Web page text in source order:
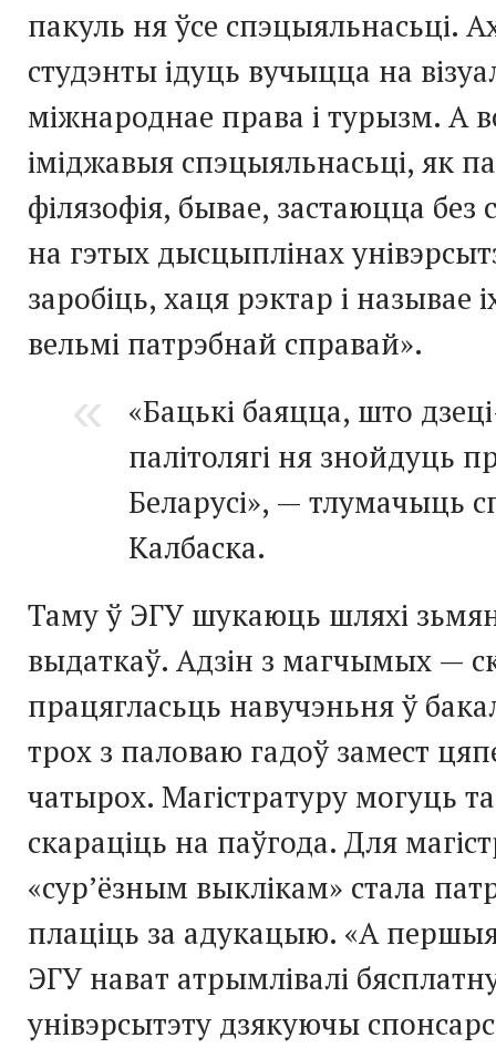
пакуль ня ўсе спэцыяльнасьці.
студэнты ідуць вучыцца на
міжнароднае права і турызм. А
іміджавыя спэцыяльнасьці, як
філязофія, бывае, застаюцца без
на гэтых дысцыплінах
заробіць, хаця рэктар і называе
вельмі патрэбнай справай».
«Бацькі баяцца, што
палітолягі ня знойдуць
Беларусі», — тлумачыць
Калбаска.
Таму ў ЭГУ шукаюць шляхі
выдаткаў. Адзін з магчымых —
працягласьць навучэньня ў
трох з паловаю гадоў замест
чатырох. Магістратуру могуць
скараціць на паўгода. Для
«сур’ёзным выклікам» стала
плаціць за адукацыю. «А
ЭГУ нават атрымлівалі
унівэрсытэту дзякуючы